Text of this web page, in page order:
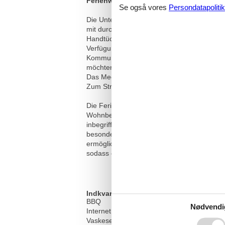
Die Unterkunft 8540 in Slano,
mit durchschnittlich 4,9 von 5 Sternen bei
Handtücher, Pflegeprodukte, kostenfreier
Verfügung. Die Außenfläche von 20 m²
Kommunikation möglich ist. Die
möchten. Slano ist ein guter
Das Meer erreichen Sie nach 520 m, den
Zum Strand führen 64 Stufen.
Die Ferienwohnung A-8540-a in Slano auf
Wohnbereich mit Schlafplätzen sorgen für
inbegriffen ist. Die Unterkunft verfügt über
besonderes Highlight ist die 33 m² große
ermöglicht Ihnen, die Umgebung und das
sodass eine reibungslose Kommunikation
Indkvartering Faciliteter
BBQ
Internet i det offentlige område
Vaskeservice
Se også vores Persondatapolitik